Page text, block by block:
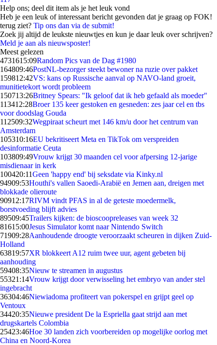
Help ons; deel dit item als je het leuk vond
Heb je een leuk of interessant bericht gevonden dat je graag op FOK!
terug ziet? Tip ons dan via de submit!
Zoek jij altijd de leukste nieuwtjes en kun je daar leuk over schrijven?
Meld je aan als nieuwsposter!
Meest gelezen
4731615:09Random Pics van de Dag #1980
164809:46PostNL-bezorger steekt bewoner na ruzie over pakket
159812:42VS: kans op Russische aanval op NAVO-land groeit,
munitietekort wordt probleem
150713:26Britney Spears: "Ik geloof dat ik heb gefaald als moeder"
113412:28Broer 135 keer gestoken en gesneden: zes jaar cel en tbs
voor doodslag Gouda
112509:32Wegpiraat scheurt met 146 km/u door het centrum van
Amsterdam
105310:16EU bekritiseert Meta en TikTok om verspreiden
desinformatie Ceuta
103809:49Vrouw krijgt 30 maanden cel voor afpersing 12-jarige
misdienaar in kerk
100420:11Geen 'happy end' bij seksdate via Kinky.nl
94909:53Houthi's vallen Saoedi-Arabië en Jemen aan, dreigen met
blokkade olieroute
90912:17RIVM vindt PFAS in al de geteste moedermelk,
borstvoeding blijft advies
89509:45Trailers kijken: de bioscoopreleases van week 32
81615:00Jesus Simulator komt naar Nintendo Switch
71909:28Aanhoudende droogte veroorzaakt scheuren in dijken Zuid-
Holland
63819:57XR blokkeert A12 ruim twee uur, agent gebeten bij
aanhouding
59408:35Nieuw te streamen in augustus
55321:14Vrouw krijgt door verwisseling het embryo van ander stel
ingebracht
36304:46Niewiadoma profiteert van pokerspel en grijpt geel op
Ventoux
34420:35Nieuwe president De la Espriella gaat strijd aan met
drugskartels Colombia
25423:46Hoe 30 landen zich voorbereiden op mogelijke oorlog met
China en Noord-Korea